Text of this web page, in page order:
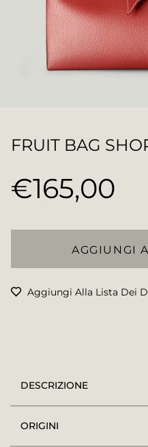
FRUIT BAG
Prezzo
€165,00
AGGIUNGI
Aggiungi Alla Lista Dei
DESCRIZIONE
ORIGINI